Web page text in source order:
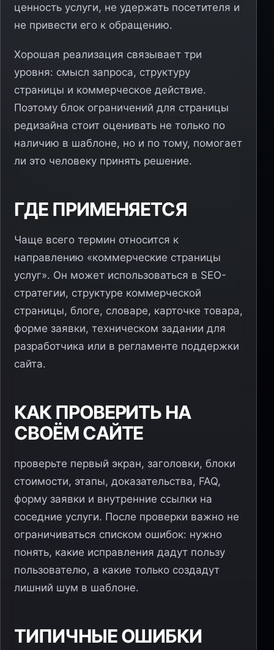
ценность услуги, не удержать посетителя и
не привести его к обращению.
Хорошая реализация связывает три
уровня: смысл запроса, структуру
страницы и коммерческое действие.
Поэтому блок ограничений для страницы
редизайна стоит оценивать не только по
наличию в шаблоне, но и по тому, помогает
ли это человеку принять решение.
ГДЕ ПРИМЕНЯЕТСЯ
Чаще всего термин относится к
направлению «коммерческие страницы
услуг». Он может использоваться в SEO-
стратегии, структуре коммерческой
страницы, блоге, словаре, карточке товара,
форме заявки, техническом задании для
разработчика или в регламенте поддержки
сайта.
КАК ПРОВЕРИТЬ НА
СВОЁМ САЙТЕ
проверьте первый экран, заголовки, блоки
стоимости, этапы, доказательства, FAQ,
форму заявки и внутренние ссылки на
соседние услуги. После проверки важно не
ограничиваться списком ошибок: нужно
понять, какие исправления дадут пользу
пользователю, а какие только создадут
лишний шум в шаблоне.
ТИПИЧНЫЕ ОШИБКИ